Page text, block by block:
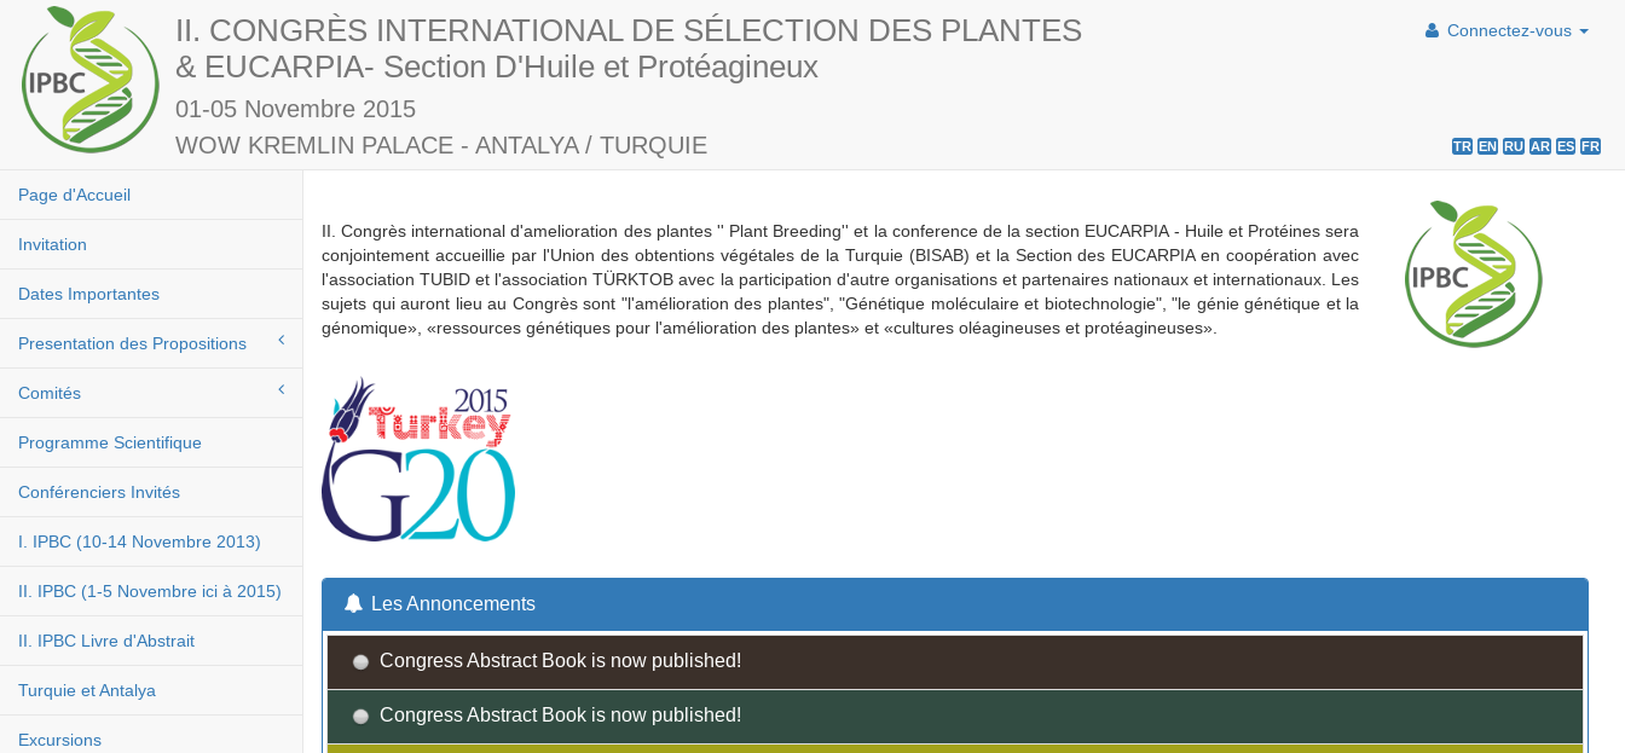
II. CONGRÈS INTERNATIONAL DE SÉLECTION DES PLANTES
& EUCARPIA- Section D'Huile et Protéagineux
01-05 Novembre 2015
WOW KREMLIN PALACE - ANTALYA / TURQUIE
TR EN RU AR ES FR
Connectez-vous
Page d'Accueil
Invitation
Dates Importantes
Presentation des Propositions
Comités
Programme Scientifique
Conférenciers Invités
I. IPBC (10-14 Novembre 2013)
II. IPBC (1-5 Novembre ici à 2015)
II. IPBC Livre d'Abstrait
Turquie et Antalya
Excursions
II. Congrès international d'amelioration des plantes '' Plant Breeding'' et la conference de la section EUCARPIA - Huile et Protéines sera
conjointement accueillie par l'Union des obtentions végétales de la Turquie (BISAB) et la Section des EUCARPIA en coopération avec
l'association TUBID et l'association TÜRKTOB avec la participation d'autre organisations et partenaires nationaux et internationaux. Les
sujets qui auront lieu au Congrès sont "l'amélioration des plantes", "Génétique moléculaire et biotechnologie", "le génie génétique et la
génomique», «ressources génétiques pour l'amélioration des plantes» et «cultures oléagineuses et protéagineuses».
Les Annoncements
Congress Abstract Book is now published!
Congress Abstract Book is now published!